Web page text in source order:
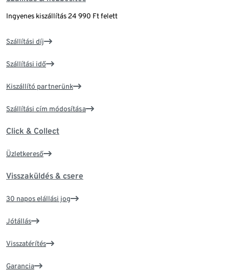
Ingyenes kiszállítás 24 990 Ft felett
Szállítási díj
Szállítási idő
Kiszállító partnerünk
Szállítási cím módosítása
Click & Collect
Üzletkereső
Visszaküldés & csere
30 napos elállási jog
Jótállás
Visszatérítés
Garancia